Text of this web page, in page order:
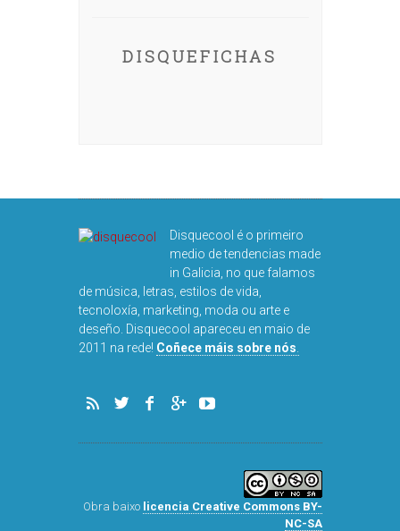
DISQUEFICHAS
Disquecool é o primeiro
medio de tendencias made
in Galicia, no que falamos
de música, letras, estilos de vida,
tecnoloxía, marketing, moda ou arte e
deseño. Disquecool apareceu en maio de
2011 na rede! Coñece máis sobre nós
Obra baixo licencia Creative Commons BY-
NC-SA